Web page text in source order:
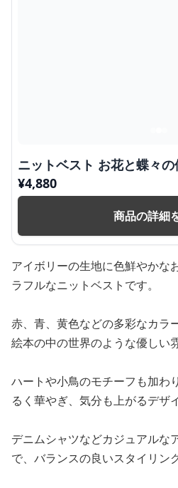
ニットベスト お花と蝶々
¥4,880
商品の詳細
アイボリーの生地に色鮮やかな
ラフルなニットベストです。
赤、青、黄色などの多彩なカラ
絵本の中の世界のような優しい
ハートや小鳥のモチーフも加わ
るく華やぎ、気分も上がるデザ
デニムシャツなどカジュアルな
で、バランスの良いスタイリン